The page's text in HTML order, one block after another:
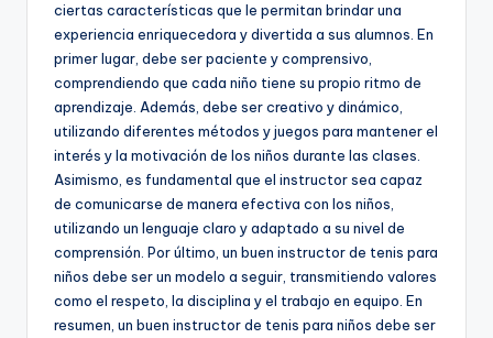
ciertas características que le permitan brindar una
experiencia enriquecedora y divertida a sus alumnos. En
primer lugar, debe ser paciente y comprensivo,
comprendiendo que cada niño tiene su propio ritmo de
aprendizaje. Además, debe ser creativo y dinámico,
utilizando diferentes métodos y juegos para mantener el
interés y la motivación de los niños durante las clases.
Asimismo, es fundamental que el instructor sea capaz
de comunicarse de manera efectiva con los niños,
utilizando un lenguaje claro y adaptado a su nivel de
comprensión. Por último, un buen instructor de tenis para
niños debe ser un modelo a seguir, transmitiendo valores
como el respeto, la disciplina y el trabajo en equipo. En
resumen, un buen instructor de tenis para niños debe ser